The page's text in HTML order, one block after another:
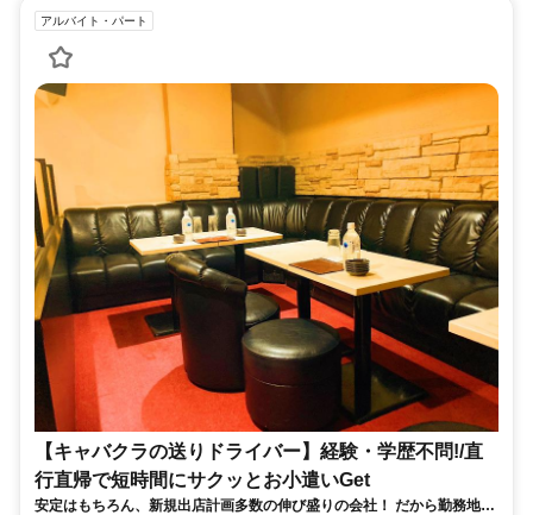
アルバイト・パート
【キャバクラの送りドライバー】経験・学歴不問!/直
行直帰で短時間にサクッとお小遣いGet
安定はもちろん、新規出店計画多数の伸び盛りの会社！ だから勤務地も